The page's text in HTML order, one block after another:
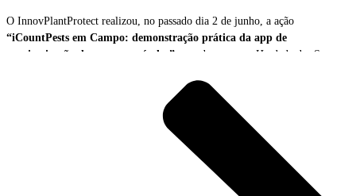
O InnovPlantProtect realizou, no passado dia 2 de junho, a ação
“iCountPests em Campo: demonstração prática da app de
monitorização de pragas agrícolas” , que decorreu na Herdade das Servas,
A iniciativa contou com a participação de 23 produtores, técnicos agrícolas
e outros profissionais do setor interessados em conhecer o potencial da
tecnologia digital e da inteligência artificial aplicada à monitorização de
pragas. Ao longo da manhã, os participantes tiveram oportunidade de
assistir à apresentação da iCountPests e de acompanhar uma demonstração